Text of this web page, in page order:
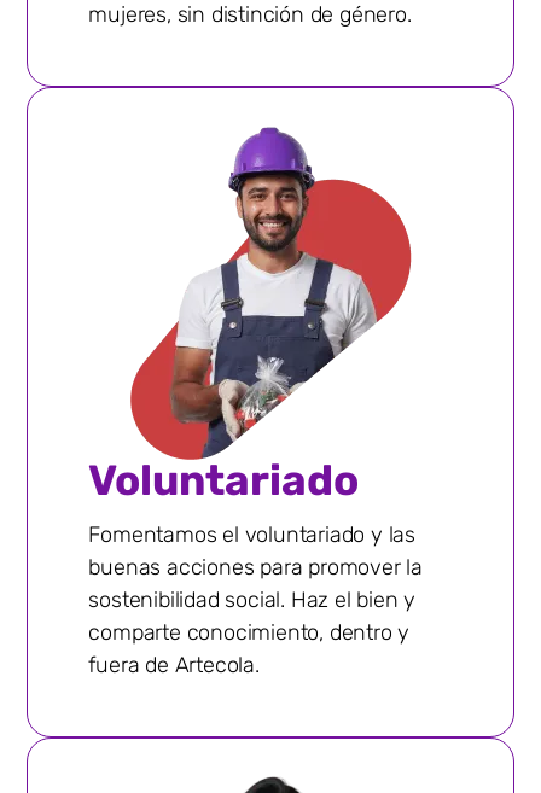
mujeres, sin distinción de género.
Voluntariado
Fomentamos el voluntariado y las
buenas acciones para promover la
sostenibilidad social. Haz el bien y
comparte conocimiento, dentro y
fuera de Artecola.